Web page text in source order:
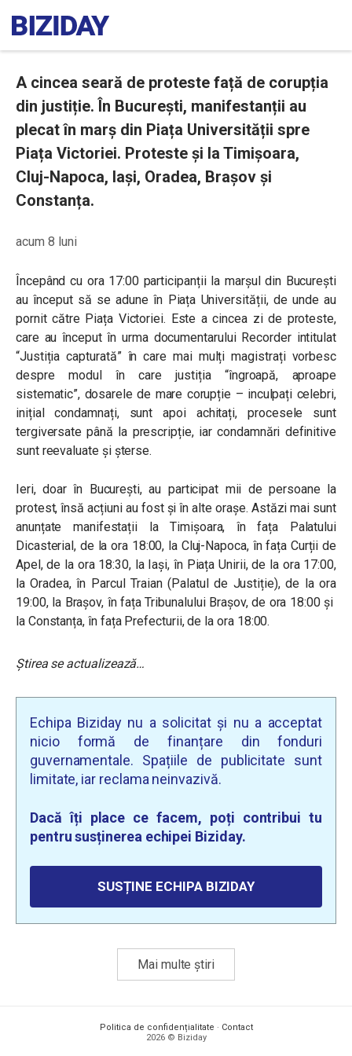
A cincea seară de proteste față de corupția
din justiție. În București, manifestanții au
plecat în marș din Piața Universității spre
Piața Victoriei. Proteste și la Timișoara,
Cluj-Napoca, Iași, Oradea, Brașov și
Constanța.
acum 8 luni
Începând cu ora 17:00 participanții la marșul din București
au început să se adune în Piața Universității, de unde au
pornit către Piața Victoriei. Este a cincea zi de proteste,
care au început în urma documentarului Recorder intitulat
“Justiția capturată” în care mai mulți magistrați vorbesc
despre modul în care justiția “îngroapă, aproape
sistematic”, dosarele de mare corupție – inculpați celebri,
inițial condamnați, sunt apoi achitați, procesele sunt
tergiversate până la prescripție, iar condamnări definitive
sunt reevaluate și șterse.
Ieri, doar în București, au participat mii de persoane la
protest, însă acțiuni au fost și în alte orașe. Astăzi mai sunt
anunțate manifestații la Timișoara, în fața Palatului
Dicasterial, de la ora 18:00⁠, la Cluj-Napoca, în fața Curții de
Apel, de la ora 18:30⁠, la Iași, în Piața Unirii, de la ora 17:00,
laOradea, în Parcul Traian (Palatul de Justiție), de la ora
19:00, la Brașov, în fața Tribunalului Brașov, de ora 18:00 și
la Constanța, în fața Prefecturii, de la ora 18:00.
Știrea se actualizează…
Echipa Biziday nu a solicitat și nu a acceptat
nicio formă de finanțare din fonduri
guvernamentale. Spațiile de publicitate sunt
limitate, iar reclama neinvazivă.
Dacă îți place ce facem, poți contribui tu
pentru susținerea echipei Biziday.
SUSȚINE ECHIPA BIZIDAY
Mai multe știri
Politica de confidențialitate · Contact
2026 © Biziday